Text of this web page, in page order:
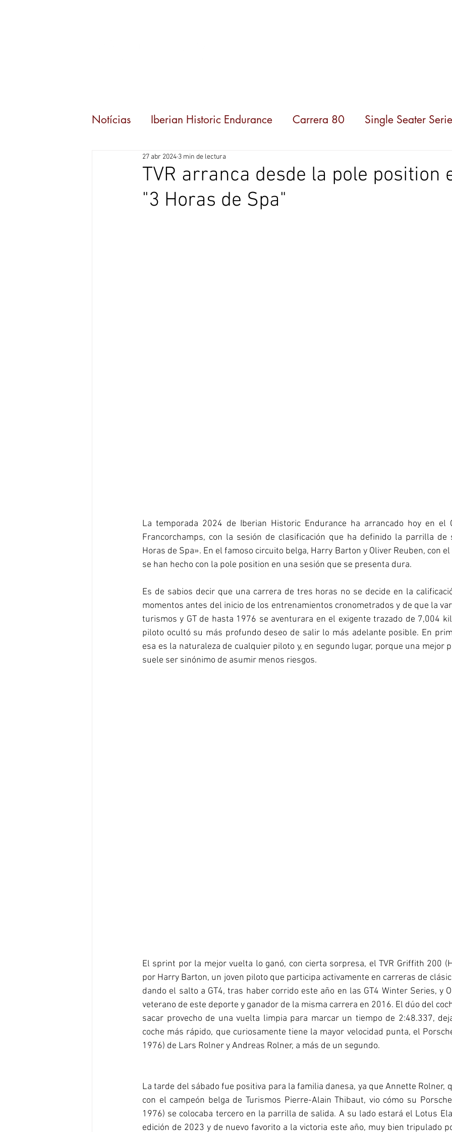
Notícias Iberian Historic Endurance Carrera 80 Single Seater
TVR arranca desde la pole position
"3 Horas de Spa"
27 abr 2024 3 min de lectura
La temporada 2024 de Iberian Historic Endurance ha arrancado hoy en el
Francorchamps, con la sesión de clasificación que ha definido la parrilla
Horas de Spa». En el famoso circuito belga, Harry Barton y Oliver Reuben, con
se han hecho con la pole position en una sesión que se presenta dura.
Es de sabios decir que una carrera de tres horas no se decide en la
momentos antes del inicio de los entrenamientos cronometrados y de que la
turismos y GT de hasta 1976 se aventurara en el exigente trazado de 7,004
piloto ocultó su más profundo deseo de salir lo más adelante posible. En
esa es la naturaleza de cualquier piloto y, en segundo lugar, porque una mejor
suele ser sinónimo de asumir menos riesgos.
El sprint por la mejor vuelta lo ganó, con cierta sorpresa, el TVR Griffith 200
por Harry Barton, un joven piloto que participa activamente en carreras de
dando el salto a GT4, tras haber corrido este año en las GT4 Winter Series, y
veterano de este deporte y ganador de la misma carrera en 2016. El dúo del
sacar provecho de una vuelta limpia para marcar un tiempo de 2:48.337,
coche más rápido, que curiosamente tiene la mayor velocidad punta, el
1976) de Lars Rolner y Andreas Rolner, a más de un segundo.
La tarde del sábado fue positiva para la familia danesa, ya que Annette Rolner,
con el campeón belga de Turismos Pierre-Alain Thibaut, vio cómo su
1976) se colocaba tercero en la parrilla de salida. A su lado estará el Lotus
edición de 2023 y de nuevo favorito a la victoria este año, muy bien tripulado